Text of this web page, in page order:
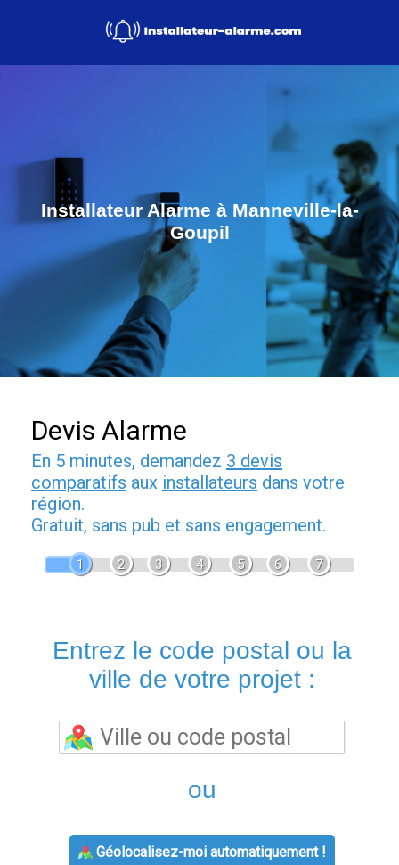
Installateur Alarme à Manneville-la-
Goupil
Devis Alarme
En 5 minutes, demandez 3 devis
comparatifs aux installateurs dans votre
région.
Gratuit, sans pub et sans engagement.
1 2 3 4 5 6 7
Entrez le code postal ou la
ville de votre projet :
ou
Géolocalisez-moi automatiquement !